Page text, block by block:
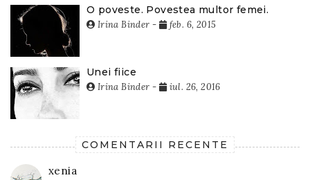
O poveste. Povestea multor femei.
Irina Binder - feb. 6, 2015
Unei fiice
Irina Binder - iul. 26, 2016
COMENTARII RECENTE
xenia